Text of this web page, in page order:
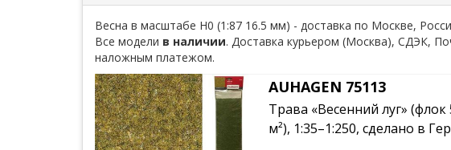
Весна в масштабе H0 (1:87 16.5 мм) - доставка по Москве,
Все модели в наличии. Доставка курьером (Москва), СДЭК,
наложным платежом.
AUHAGEN 75113
Трава «Весенний луг» (флок
м²), 1:35–1:250, сделано в